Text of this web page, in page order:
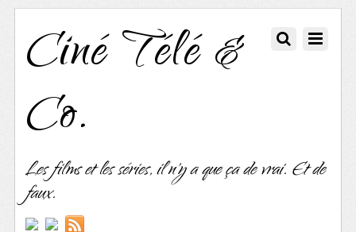
Ciné Télé &
Co.
Les films et les séries, il n'y a que ça de vrai. Et de
faux.